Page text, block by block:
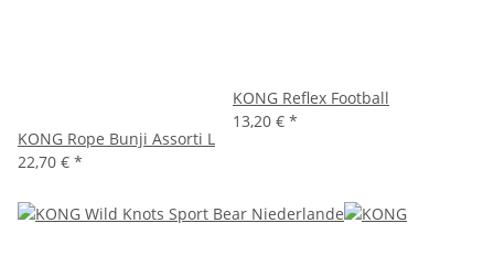
KONG Rope Bunji Assorti L
22,70 € *
KONG Reflex Football
13,20 € *